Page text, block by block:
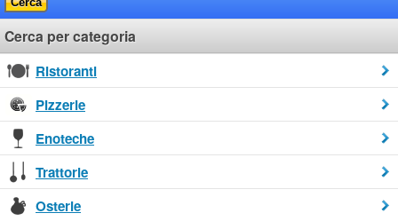
Cerca per categoria
Ristoranti
Pizzerie
Enoteche
Trattorie
Osterie